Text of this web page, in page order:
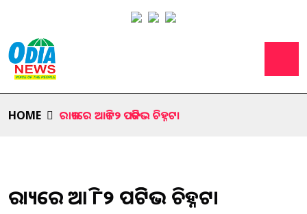
HOME ରାଜ୍ୟରେ ଆଜି ୮୨ ପଜିଟିଭ ଚିହ୍ନଟ।
ରାଜ୍ୟରେ ଆଜି ୮୨ ପଜିଟିଭ ଚିହ୍ନଟ।